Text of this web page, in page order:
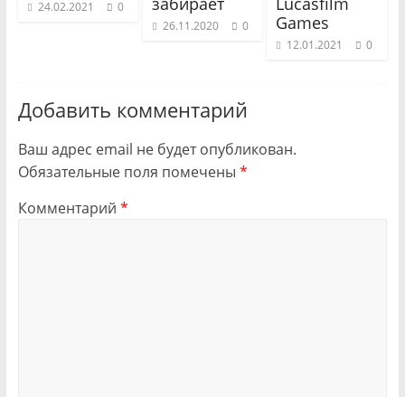
24.02.2021 0
26.11.2020 0
Games
12.01.2021 0
Добавить комментарий
Ваш адрес email не будет опубликован.
Обязательные поля помечены *
Комментарий *